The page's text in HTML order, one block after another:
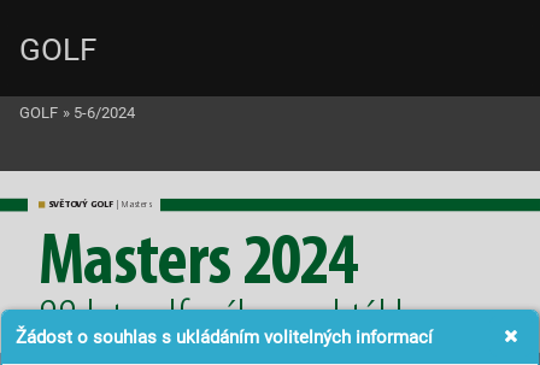
Žádost o souhlas s ukládáním volitelných informací
SVĚTOVÝ GOLF | Masters
Masters 2024
88 let golfového spektáklu
GOLF
GOLF » 5-6/2024